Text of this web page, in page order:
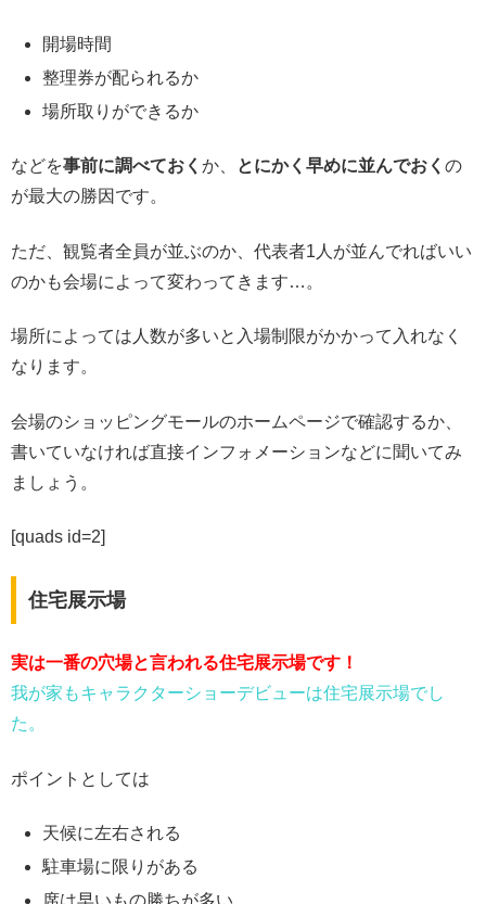
開場時間
整理券が配られるか
場所取りができるか
などを事前に調べておく か、 とにかく早めに並んでおく の
が最大の勝因です。
ただ、観覧者全員が並ぶのか、代表者1人が並んでればいい
のかも会場によって変わってきます…。
場所によっては人数が多いと入場制限がかかって入れなく
なります。
会場のショッピングモールのホームページで確認するか、
書いていなければ直接インフォメーションなどに聞いてみ
ましょう。
[quads id=2]
住宅展示場
実は一番の穴場と言われる住宅展示場です！
我が家もキャラクターショーデビューは住宅展示場でし
た。
ポイントとしては
天候に左右される
駐車場に限りがある